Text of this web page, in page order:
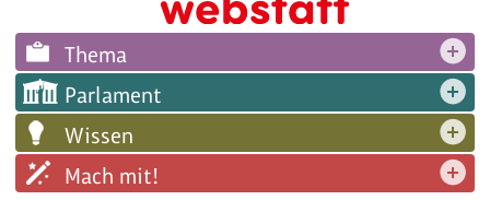
Thema
Parlament
Wissen
Mach mit!